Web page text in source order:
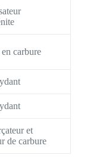
carbure
et
de carbure